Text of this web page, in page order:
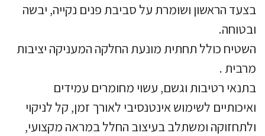
בצעד הראשון ושומרת על סביבת פנים נקייה, יבשה
ובטוחה.
השטיח כולל תחתית מונעת החלקה המעניקה יציבות
מרבית .
בתנאי רטיבות וגשם, עשוי מחומרים עמידים
ואיכותיים לשימוש אינטנסיבי לאורך זמן, קל לניקוי
ולתחזוקה ומשתלב בעיצוב החלל במראה מקצועי,